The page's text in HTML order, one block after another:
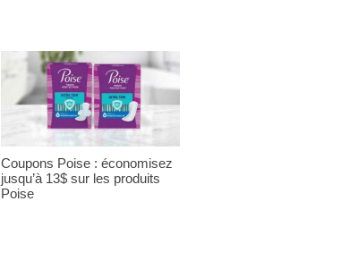
Coupons Poise : économisez
jusqu’à 13$ sur les produits
Poise